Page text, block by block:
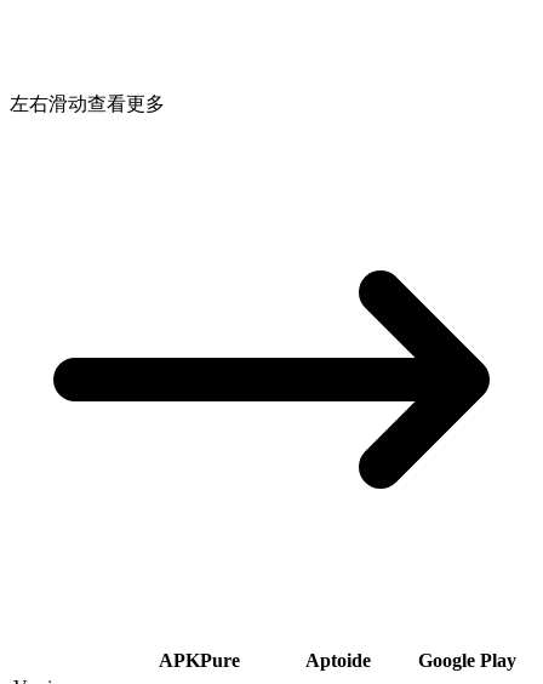
左右滑动查看更多
APKPure Aptoide
Google Play